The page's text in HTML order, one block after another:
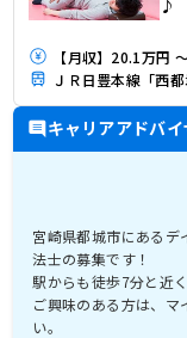
♪
【月収】20.1万円
ＪＲ日豊本線「西
キャリアアドバ
宮崎県都城市にある
法士の募集です！
駅からも徒歩7分と近
ご興味のある方は、マ
い。